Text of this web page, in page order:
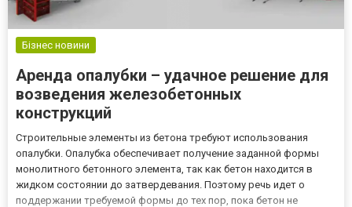
Бізнес новини
Аренда опалубки – удачное решение для
возведения железобетонных
конструкций
Строительные элементы из бетона требуют использования
опалубки. Опалубка обеспечивает получение заданной формы
монолитного бетонного элемента, так как бетон находится в
жидком состоянии до затвердевания. Поэтому речь идет о
поддержании требуемой формы до тех пор, пока бетон не